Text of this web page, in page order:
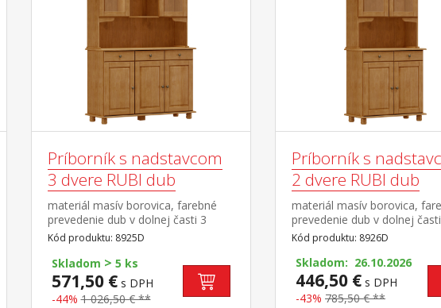
Príborník s nadstavcom
3 dvere RUBI dub
materiál masív borovica, farebné
prevedenie dub v dolnej časti 3
dvere, 3 zásuvky s kovovými
pojazdmi v hornej časti dvoje
presklené dvere
Kód produktu: 8925D
Skladom > 5 ks
571,50 €s DPH
-44% 1 026,50 € **
Príborník s
2 dvere RUBI dub
materiál masív borovica,
prevedenie dub v dolnej
dvere, 2 zásuvky s kovovými
pojazdmi v hornej časti
presklené dvere
Kód produktu: 8926D
Skladom: 26.10.2026
446,50 € s DPH
-43% 785,50 € **